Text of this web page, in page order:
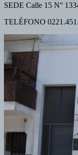
SEDE Calle 15 N°
TELÉFONO